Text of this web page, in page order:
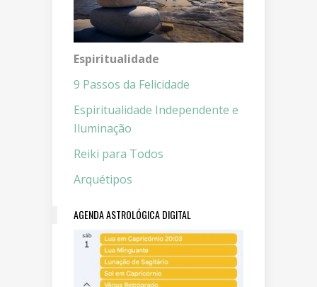
Espiritualidade
9 Passos da Felicidade
Espiritualidade Independente e
Iluminação
Reiki para Todos
Arquétipos
AGENDA ASTROLÓGICA DIGITAL